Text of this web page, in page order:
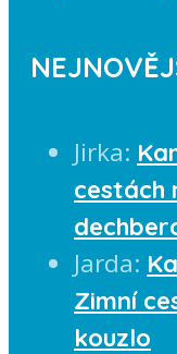
Jirka:
cestách
Jarda:
Zimní
kouzlo